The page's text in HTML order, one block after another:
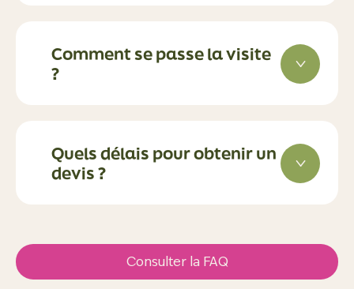
Comment se passe la visite
?
Quels délais pour obtenir un
devis ?
Consulter la FAQ